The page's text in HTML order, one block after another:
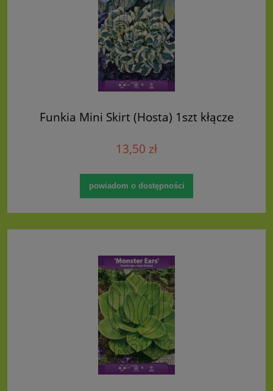
Funkia Mini Skirt (Hosta) 1szt kłącze
13,50 zł
powiadom o dostępności